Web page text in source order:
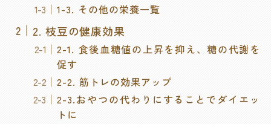
1-3. その他の栄養一覧
2. 枝豆の健康効果
2-1. 食後血糖値の上昇を抑え、糖の代謝を
促す
2-2. 筋トレの効果アップ
2-3.おやつの代わりにすることでダイエッ
トに